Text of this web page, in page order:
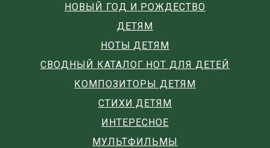
НОВЫЙ ГОД И РОЖДЕСТВО
ДЕТЯМ
НОТЫ ДЕТЯМ
СВОДНЫЙ КАТАЛОГ НОТ ДЛЯ ДЕТЕЙ
КОМПОЗИТОРЫ ДЕТЯМ
СТИХИ ДЕТЯМ
ИНТЕРЕСНОЕ
МУЛЬТФИЛЬМЫ